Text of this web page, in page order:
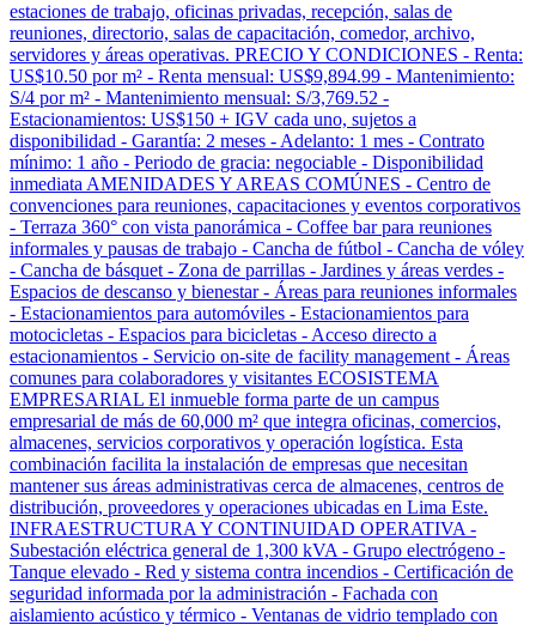
estaciones de trabajo, oficinas privadas, recepción, salas de
reuniones, directorio, salas de capacitación, comedor, archivo,
servidores y áreas operativas. PRECIO Y CONDICIONES - Renta:
US$10.50 por m² - Renta mensual: US$9,894.99 - Mantenimiento:
S/4 por m² - Mantenimiento mensual: S/3,769.52 -
Estacionamientos: US$150 + IGV cada uno, sujetos a
disponibilidad - Garantía: 2 meses - Adelanto: 1 mes - Contrato
mínimo: 1 año - Periodo de gracia: negociable - Disponibilidad
inmediata AMENIDADES Y AREAS COMÚNES - Centro de
convenciones para reuniones, capacitaciones y eventos corporativos
- Terraza 360° con vista panorámica - Coffee bar para reuniones
informales y pausas de trabajo - Cancha de fútbol - Cancha de vóley
- Cancha de básquet - Zona de parrillas - Jardines y áreas verdes -
Espacios de descanso y bienestar - Áreas para reuniones informales
- Estacionamientos para automóviles - Estacionamientos para
motocicletas - Espacios para bicicletas - Acceso directo a
estacionamientos - Servicio on-site de facility management - Áreas
comunes para colaboradores y visitantes ECOSISTEMA
EMPRESARIAL El inmueble forma parte de un campus
empresarial de más de 60,000 m² que integra oficinas, comercios,
almacenes, servicios corporativos y operación logística. Esta
combinación facilita la instalación de empresas que necesitan
mantener sus áreas administrativas cerca de almacenes, centros de
distribución, proveedores y operaciones ubicadas en Lima Este.
INFRAESTRUCTURA Y CONTINUIDAD OPERATIVA -
Subestación eléctrica general de 1,300 kVA - Grupo electrógeno -
Tanque elevado - Red y sistema contra incendios - Certificación de
seguridad informada por la administración - Fachada con
aislamiento acústico y térmico - Ventanas de vidrio templado con